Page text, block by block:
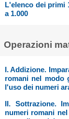
L'elenco dei primi
a 1.000
Operazioni
I. Addizione.
romani nel modo
l'uso dei numeri
II. Sottrazione.
numeri romani